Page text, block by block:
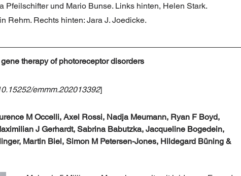
Pfeilschifter und Mario Bunse. Links hinten, Helen Stark.
Rehm. Rechts hinten: Jara J. Joedicke.
therapy of photoreceptor disorders
emmm.202013392]
M Occelli, Axel Rossi, Nadja Meumann, Ryan F Boyd,
J Gerhardt, Sabrina Babutzka, Jacqueline Bogedein,
Martin Biel, Simon M Petersen-Jones, Hildegard Büning &